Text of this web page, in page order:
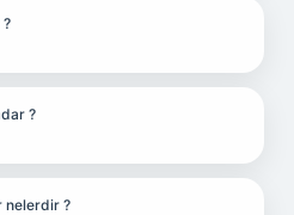
?
?
nelerdir ?